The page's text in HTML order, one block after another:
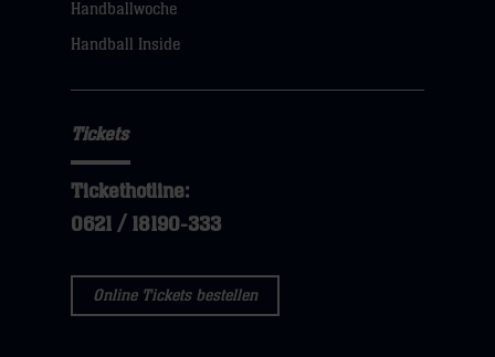
Handballwoche
Handball Inside
Tickets
Tickethotline:
0621 / 18190-333
Online Tickets bestellen